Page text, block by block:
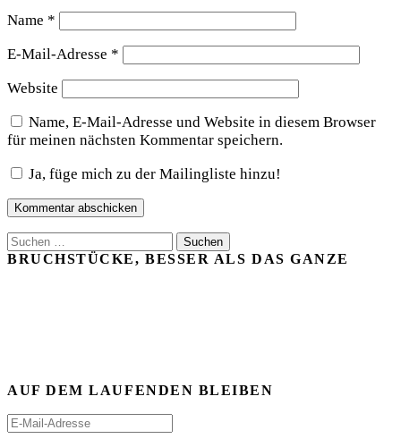
Name *
E-Mail-Adresse *
Website
Name, E-Mail-Adresse und Website in diesem Browser
für meinen nächsten Kommentar speichern.
Ja, füge mich zu der Mailingliste hinzu!
Suchen
nach:
BRUCHSTÜCKE, BESSER ALS DAS GANZE
AUF DEM LAUFENDEN BLEIBEN
E-